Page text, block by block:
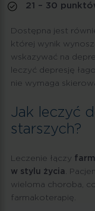
21 – 30
Dostępna jest
której wynik
wskazywać na
leczyć depresję
nie wymaga
Jak leczyć
starszych?
Leczenie łączy
w stylu życia .
wieloma choroba,
farmakoterapię.